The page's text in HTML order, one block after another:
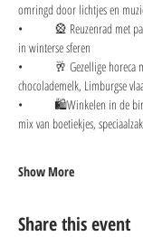
omringd door lichtjes en
• 	🎡 Reuzenrad met panoramisch uitzicht over de stad
in winterse sferen
• 	🥂 Gezellige horeca met glühwein, warme
chocolademelk, Limburgse
• 	🛍️Winkelen in de binnenstad: Maastricht biedt een
mix van boetiekjes,
Show More
Share this event